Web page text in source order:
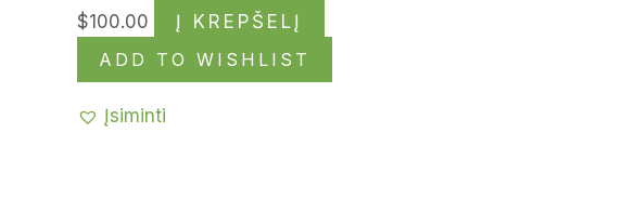
$100.00
Į KREPŠELĮ
ADD TO WISHLIST
Įsiminti